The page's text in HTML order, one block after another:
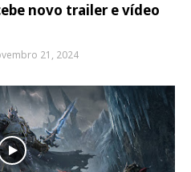
novo trailer e vídeo
21, 2024